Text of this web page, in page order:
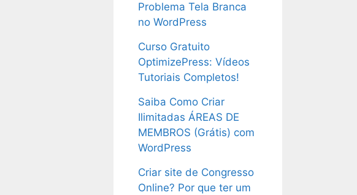
Problema Tela Branca
no WordPress
Curso Gratuito
OptimizePress: Vídeos
Tutoriais Completos!
Saiba Como Criar
Ilimitadas ÁREAS DE
MEMBROS (Grátis) com
WordPress
Criar site de Congresso
Online? Por que ter um